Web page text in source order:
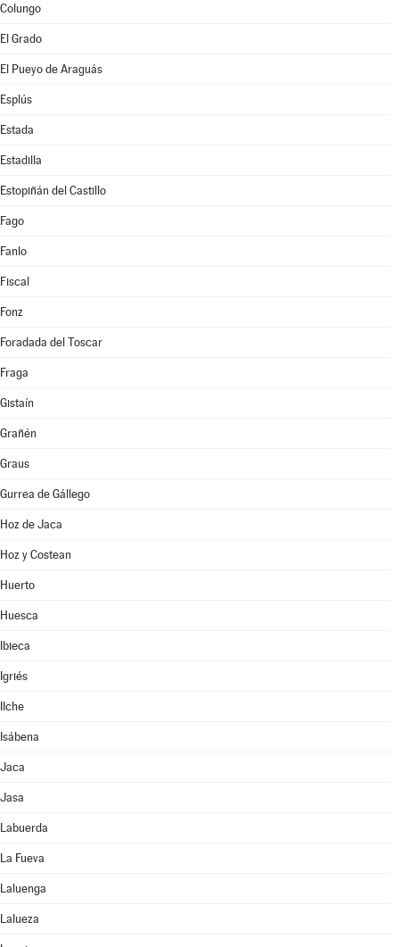
Colungo
El Grado
El Pueyo de Araguás
Esplús
Estada
Estadilla
Estopiñán del Castillo
Fago
Fanlo
Fiscal
Fonz
Foradada del Toscar
Fraga
Gistaín
Grañén
Graus
Gurrea de Gállego
Hoz de Jaca
Hoz y Costean
Huerto
Huesca
Ibieca
Igriés
Ilche
Isábena
Jaca
Jasa
Labuerda
La Fueva
Laluenga
Lalueza